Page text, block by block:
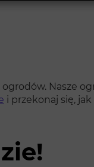
Nasze
i przekonaj się,